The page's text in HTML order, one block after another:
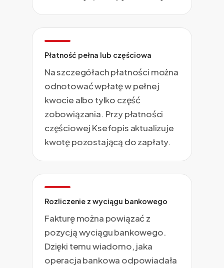
Płatność pełna lub częściowa
Na szczegółach płatności można
odnotować wpłatę w pełnej
kwocie albo tylko część
zobowiązania. Przy płatności
częściowej Ksefopis aktualizuje
kwotę pozostającą do zapłaty.
Rozliczenie z wyciągu bankowego
Fakturę można powiązać z
pozycją wyciągu bankowego.
Dzięki temu wiadomo, jaka
operacja bankowa odpowiadała